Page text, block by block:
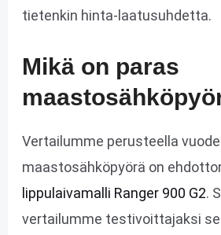
tietenkin hinta-laatusuhdetta.
Mikä on paras
Vertailumme perusteella
maastosähköpyörä on
lippulaivamalli Ranger 900 G2.
vertailumme testivoittajaksi